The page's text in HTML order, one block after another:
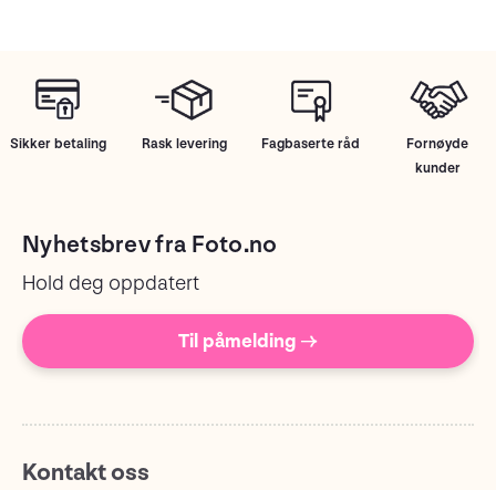
Sikker betaling Rask levering Fagbaserte råd
Fornøyde
kunder
Nyhetsbrev fra Foto.no
Hold deg oppdatert
Til påmelding →
Kontakt oss